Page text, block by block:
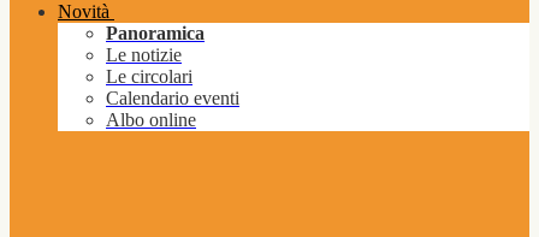
Novità
Panoramica
Le notizie
Le circolari
Calendario eventi
Albo online